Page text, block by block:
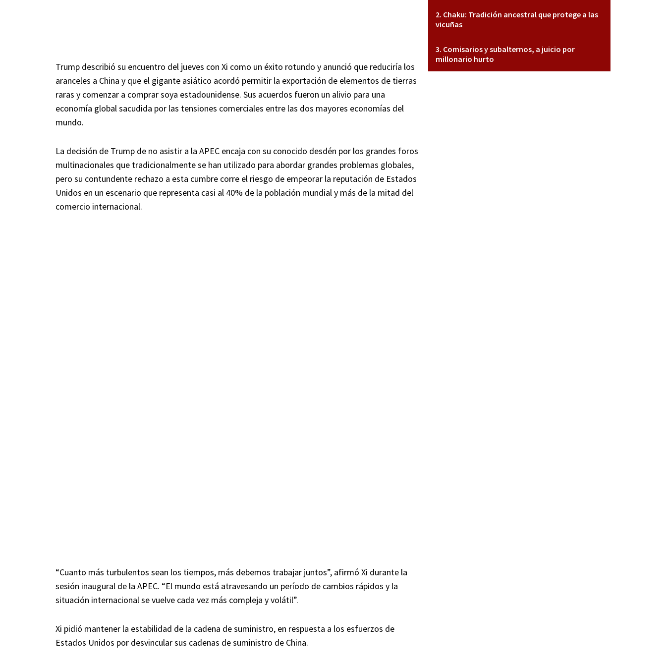
Trump describió su encuentro del jueves con Xi como un éxito rotundo y anunció que reduciría los
aranceles a China y que el gigante asiático acordó permitir la exportación de elementos de tierras
raras y comenzar a comprar soya estadounidense. Sus acuerdos fueron un alivio para una
economía global sacudida por las tensiones comerciales entre las dos mayores economías del
mundo.
La decisión de Trump de no asistir a la APEC encaja con su conocido desdén por los grandes foros
multinacionales que tradicionalmente se han utilizado para abordar grandes problemas globales,
pero su contundente rechazo a esta cumbre corre el riesgo de empeorar la reputación de Estados
Unidos en un escenario que representa casi al 40% de la población mundial y más de la mitad del
comercio internacional.
“Cuanto más turbulentos sean los tiempos, más debemos trabajar juntos”, afirmó Xi durante la
sesión inaugural de la APEC. “El mundo está atravesando un período de cambios rápidos y la
situación internacional se vuelve cada vez más compleja y volátil”.
Xi pidió mantener la estabilidad de la cadena de suministro, en respuesta a los esfuerzos de
Estados Unidos por desvincular sus cadenas de suministro de China.
Chaku: Tradición ancestral que protege a las
vicuñas
Comisarios y subalternos, a juicio por
millonario hurto